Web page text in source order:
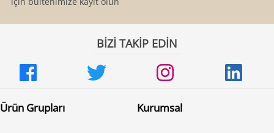
BİZİ TAKİP EDİN
Ürün Grupları Kurumsal